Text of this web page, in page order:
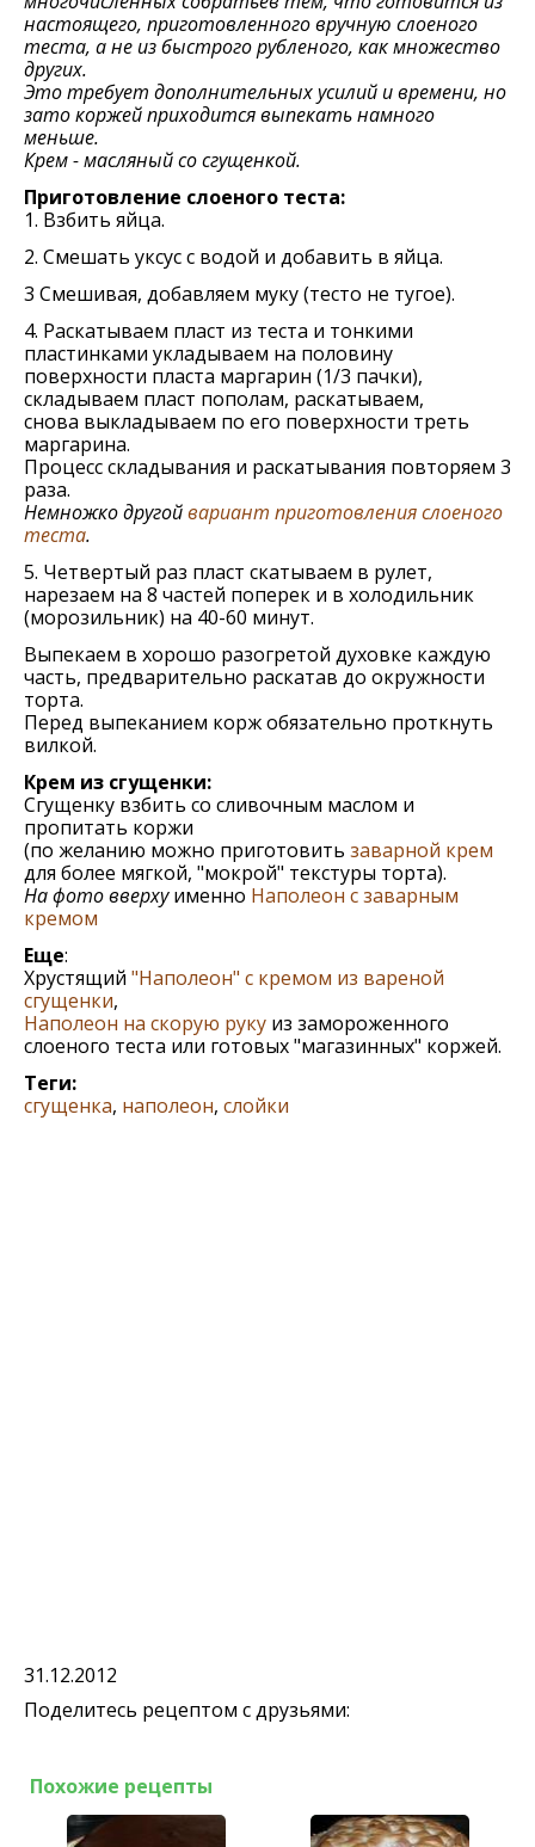
настоящего, приготовленного вручную слоеного
теста, а не из быстрого рубленого, как множество
других.
Это требует дополнительных усилий и времени, но
зато коржей приходится выпекать намного
меньше.
Крем - масляный со сгущенкой.
Приготовление слоеного теста:
1. Взбить яйца.
2. Смешать уксус с водой и добавить в яйца.
3 Смешивая, добавляем муку (тесто не тугое).
4. Раскатываем пласт из теста и тонкими
пластинками укладываем на половину
поверхности пласта маргарин (1/3 пачки),
складываем пласт пополам, раскатываем,
снова выкладываем по его поверхности треть
маргарина.
Процесс складывания и раскатывания повторяем 3
раза.
Немножко другойвариант приготовления слоеного
теста.
5. Четвертый раз пласт скатываем в рулет,
нарезаем на 8 частей поперек и в холодильник
(морозильник) на 40-60 минут.
Выпекаем в хорошо разогретой духовке каждую
часть, предварительно раскатав до окружности
торта.
Перед выпеканием корж обязательно проткнуть
вилкой.
Крем из сгущенки:
Сгущенку взбить со сливочным маслом и
пропитать коржи
(по желанию можно приготовить заварной крем
для более мягкой, "мокрой" текстуры торта).
На фото вверхуименно Наполеон с заварным
кремом
Еще:
Хрустящий "Наполеон" с кремом из вареной
сгущенки,
Наполеон на скорую руку из замороженного
слоеного теста или готовых "магазинных" коржей.
Теги:
сгущенка, наполеон, слойки
31.12.2012
Поделитесь рецептом с друзьями:
Похожие рецепты